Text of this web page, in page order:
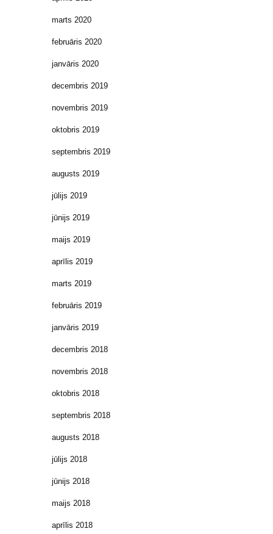
marts 2020
februāris 2020
janvāris 2020
decembris 2019
novembris 2019
oktobris 2019
septembris 2019
augusts 2019
jūlijs 2019
jūnijs 2019
maijs 2019
aprīlis 2019
marts 2019
februāris 2019
janvāris 2019
decembris 2018
novembris 2018
oktobris 2018
septembris 2018
augusts 2018
jūlijs 2018
jūnijs 2018
maijs 2018
aprīlis 2018